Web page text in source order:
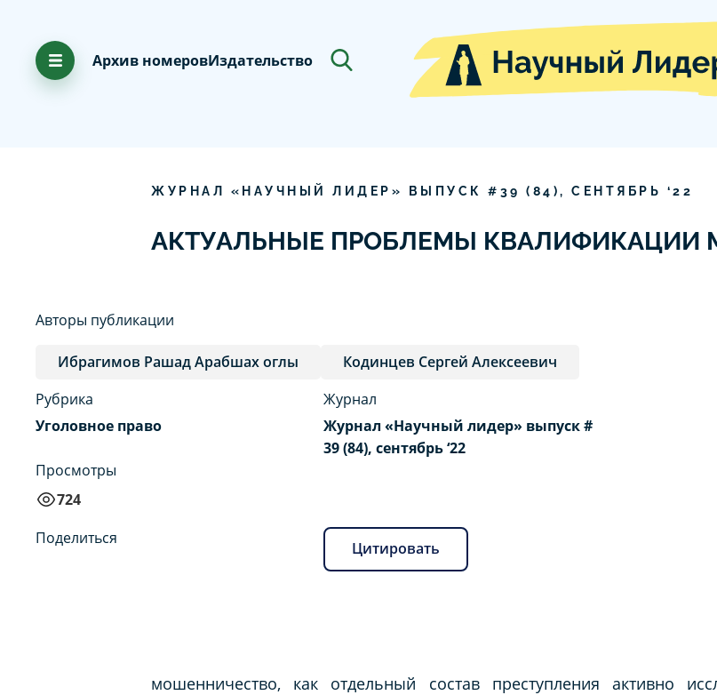
Архив номеровИздательство
ЖУРНАЛ «НАУЧНЫЙ ЛИДЕР» ВЫПУСК # 39 ( 84 ), СЕНТЯБРЬ ‘22
АКТУАЛЬНЫЕ ПРОБЛЕМЫ КВАЛИФИКАЦИИ
Авторы публикации
Ибрагимов Рашад Арабшах оглы
Кодинцев Сергей Алексеевич
Рубрика
Уголовное право
Просмотры
724
Журнал
Журнал «Научный лидер» выпуск #
39 (84), сентябрь ‘22
Поделиться
Цитировать
мошенничество, как отдельный состав преступления активно